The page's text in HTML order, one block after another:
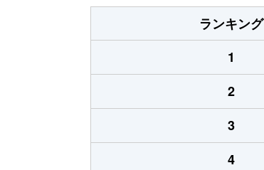
ランキング
1
2
3
4